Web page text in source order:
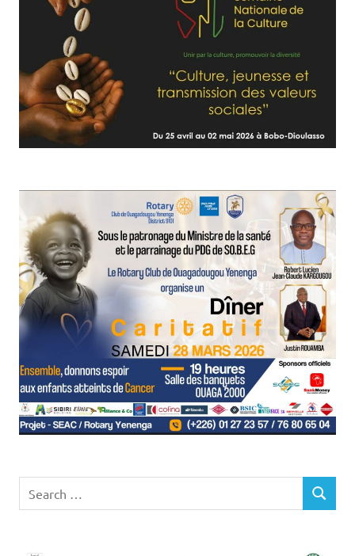
for:
SEARCH